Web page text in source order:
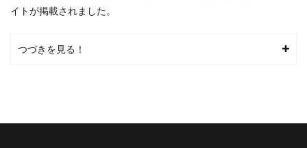
イトが掲載されました。
つづきを見る！